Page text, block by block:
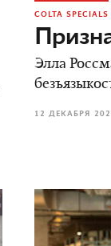
COLTA SPECIALS
Элла
12 ДЕКАБРЯ